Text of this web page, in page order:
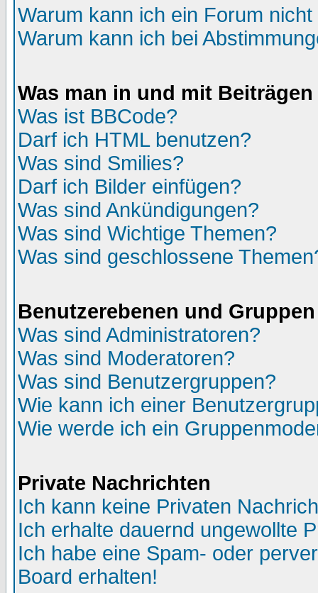
Warum kann ich ein Forum
Warum kann ich bei
Was man in und mit
Was ist BBCode?
Darf ich HTML benutzen?
Was sind Smilies?
Darf ich Bilder einfügen?
Was sind Ankündigungen?
Was sind Wichtige Themen?
Was sind geschlossene
Benutzerebenen und Gruppen
Was sind Administratoren?
Was sind Moderatoren?
Was sind Benutzergruppen?
Wie kann ich einer
Wie werde ich ein
Private Nachrichten
Ich kann keine Privaten
Ich erhalte dauernd ungewollte
Ich habe eine Spam- oder
Board erhalten!